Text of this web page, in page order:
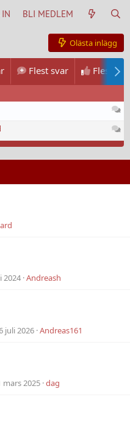
IN BLI MEDLEM
Olästa inlägg
Flest svar Flest
2024 Andreash
juli 2026 Andreas161
mars 2025 dag